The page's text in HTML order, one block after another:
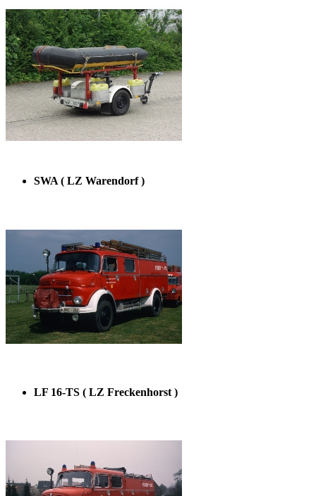
SWA ( LZ Warendorf )
LF 16-TS ( LZ Freckenhorst )